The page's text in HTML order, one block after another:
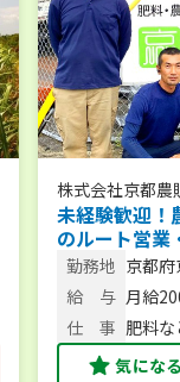
株式会社京都農
未経験歓迎！
のルート営業
イム制／完
手当充実◎】
勤務地 京都
町1-1
給 与 月給
仕 事 肥料
気にな